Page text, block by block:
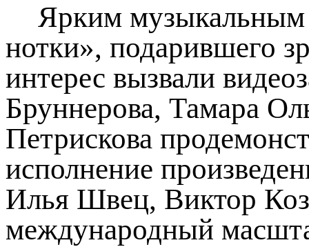
Ярким музыкальным
нотки», подарившего
интерес вызвали
Бруннерова, Тамара
Петрискова
исполнение
Илья Швец, Виктор
международный